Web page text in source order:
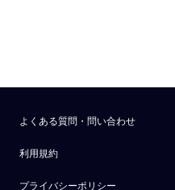
よくある質問・問い合わせ
利用規約
プライバシーポリシー